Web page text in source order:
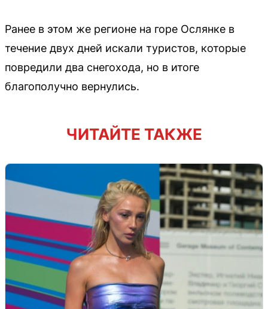
Ранее в этом же регионе на горе Ослянке в
течение двух дней искали туристов, которые
повредили два снегохода, но в итоге
благополучно вернулись.
ЧИТАЙТЕ ТАКЖЕ